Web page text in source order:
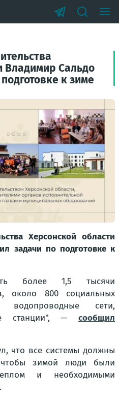
Владимир Сальдо
к зиме
Херсонской области
задачи по подготовке к
более 1,5 тысячи
около 800 социальных
водопроводные сети,
станции", —сообщил
что все системы должны
зимой люди были
и необходимыми